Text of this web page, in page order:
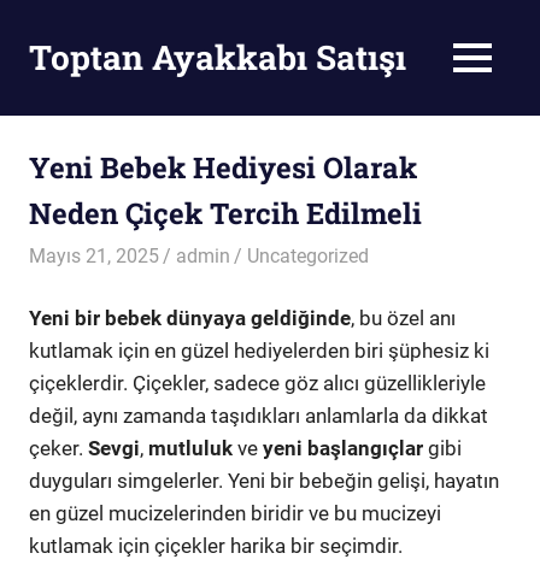
contentToptan Ayakkabı Satışı MENU
Yeni Bebek Hediyesi Olarak
Neden Çiçek Tercih Edilmeli
Mayıs 21, 2025 admin Uncategorized
Yeni bir bebek dünyaya geldiğinde, bu özel anı
kutlamak için en güzel hediyelerden biri şüphesiz ki
çiçeklerdir. Çiçekler, sadece göz alıcı güzellikleriyle
değil, aynı zamanda taşıdıkları anlamlarla da dikkat
çeker. Sevgi, mutluluk ve yeni başlangıçlar gibi
duyguları simgelerler. Yeni bir bebeğin gelişi, hayatın
en güzel mucizelerinden biridir ve bu mucizeyi
kutlamak için çiçekler harika bir seçimdir.